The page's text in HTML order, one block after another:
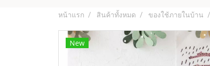
หน้าแรก สินค้าทั้งหมด ของใช้ภายในบ้าน
New